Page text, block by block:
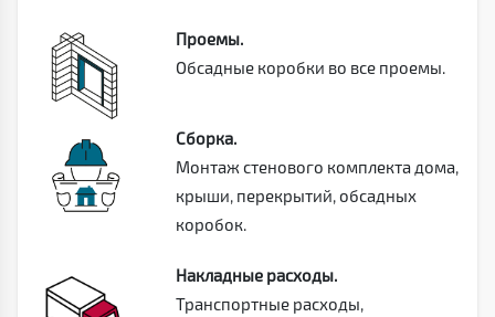
Проемы.
Обсадные коробки во все проемы.
Сборка.
Монтаж стенового комплекта дома,
крыши, перекрытий, обсадных
коробок.
Накладные расходы.
Транспортные расходы,